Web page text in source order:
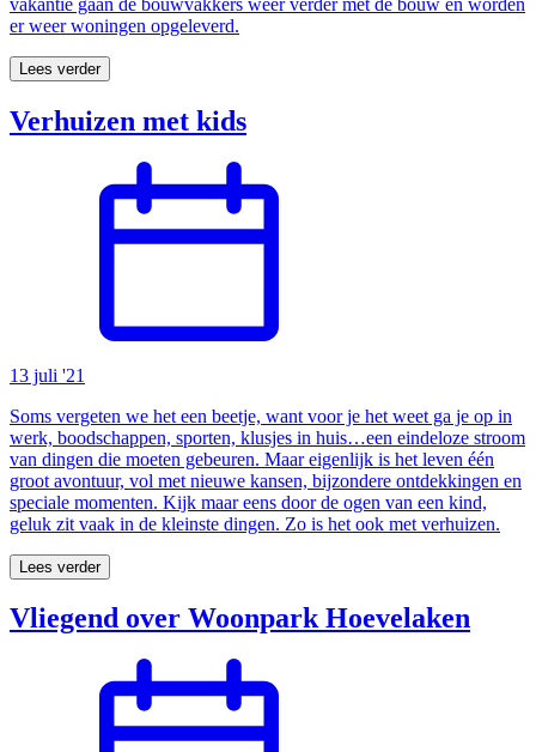
er weer woningen opgeleverd.
Lees verder
Verhuizen met kids
13 juli '21
Soms vergeten we het een beetje, want voor je het weet ga je op in
werk, boodschappen, sporten, klusjes in huis…een eindeloze stroom
van dingen die moeten gebeuren. Maar eigenlijk is het leven één
groot avontuur, vol met nieuwe kansen, bijzondere ontdekkingen en
speciale momenten. Kijk maar eens door de ogen van een kind,
geluk zit vaak in de kleinste dingen. Zo is het ook met verhuizen.
Lees verder
Vliegend over Woonpark Hoevelaken